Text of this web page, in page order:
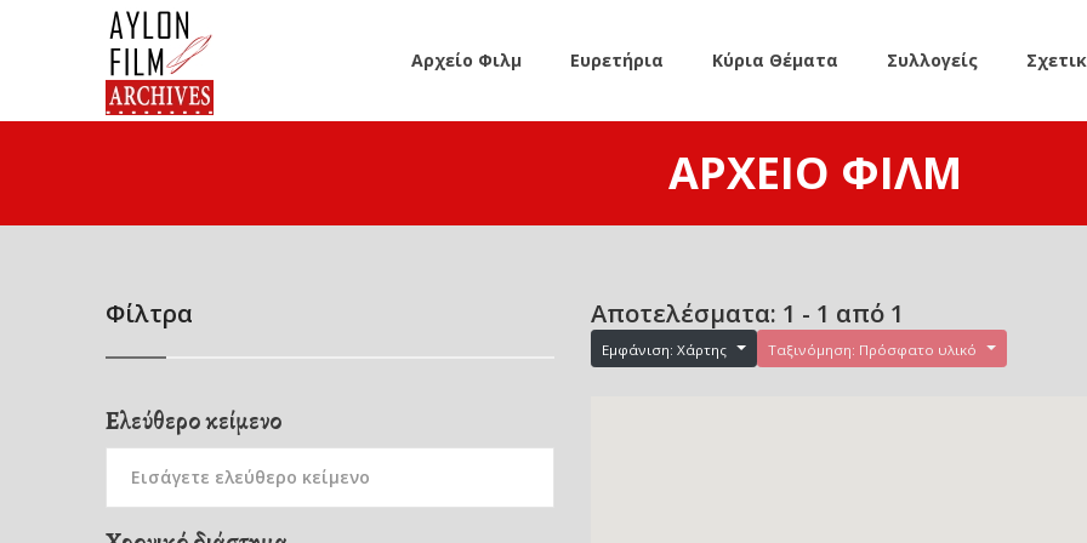
Αρχείο Φιλμ Ευρετήρια Κύρια Θέματα Συλλογείς
ΑΡΧΕΊΟ ΦΙΛΜ
Φίλτρα
Ελεύθερο κείμενο
Αποτελέσματα: 1 - 1 από 1
Εμφάνιση: Χάρτης Ταξινόμηση: Πρόσφατο υλικό